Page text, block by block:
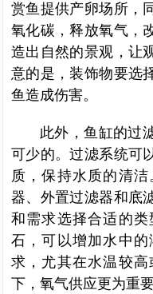
赏鱼提供产卵场所，
氧化碳，释放氧气，
造出自然的景观，让
意的是，装饰物要选
鱼造成伤害。
此外，鱼缸的过
可少的。过滤系统可
质，保持水质的清
器、外置过滤器和底
和需求选择合适的
石，可以增加水中
求，尤其在水温较
下，氧气供应更为重要